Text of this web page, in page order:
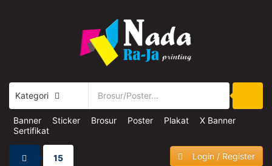
Kategori
Banner Sticker Brosur Poster Plakat
X Banner
Sertifikat
15 Login / Register